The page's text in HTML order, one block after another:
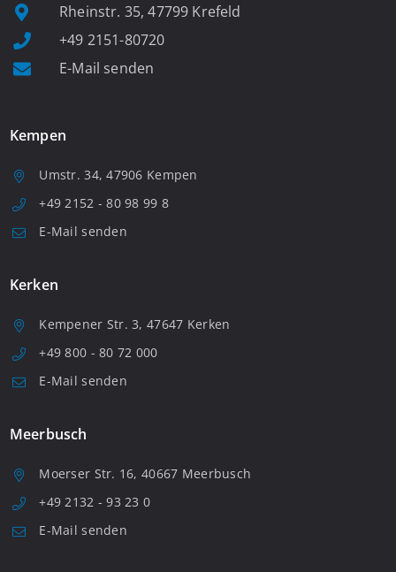
Rheinstr. 35, 47799 Krefeld
+49 2151-80720
E-Mail senden
Kempen
Umstr. 34, 47906 Kempen
+49 2152 - 80 98 99 8
E-Mail senden
Kerken
Kempener Str. 3, 47647 Kerken
+49 800 - 80 72 000
E-Mail senden
Meerbusch
Moerser Str. 16, 40667 Meerbusch
+49 2132 - 93 23 0
E-Mail senden